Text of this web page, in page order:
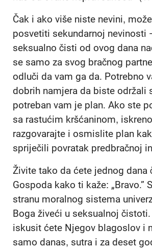
Čak i ako više niste nevini,
posvetiti sekundarnoj nevinosti
seksualno čisti od ovog dana
se samo za svog bračnog
odluči da vam ga da. Potrebno
dobrih namjera da biste održali
potreban vam je plan. Ako ste
sa rastućim kršćaninom,
razgovarajte i osmislite plan
spriječili povratak predbračnoj
Živite tako da ćete jednog dana
Gospoda kako ti kaže: „Bravo.”
stranu moralnog sistema
Boga živeći u seksualnoj
iskusit ćete Njegov blagoslov i
samo danas, sutra i za deset